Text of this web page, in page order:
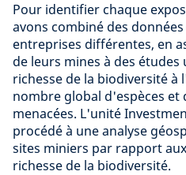
Pour identifier chaque
avons combiné des
entreprises différentes, en
de leurs mines à des
richesse de la biodiversité
nombre global d'espèces et
menacées. L'unité
procédé à une analyse
sites miniers par rapport
richesse de la biodiversité.